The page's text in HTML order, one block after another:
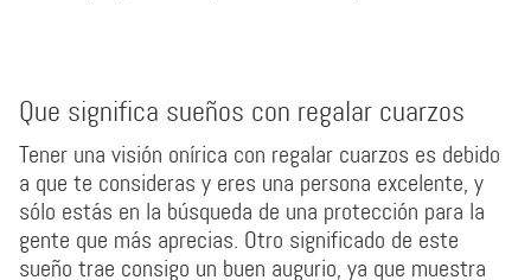
Que significa sueños con regalar cuarzos
Tener una visión onírica con regalar cuarzos es debido
a que te consideras y eres una persona excelente, y
sólo estás en la búsqueda de una protección para la
gente que más aprecias. Otro significado de este
sueño trae consigo un buen augurio, ya que muestra